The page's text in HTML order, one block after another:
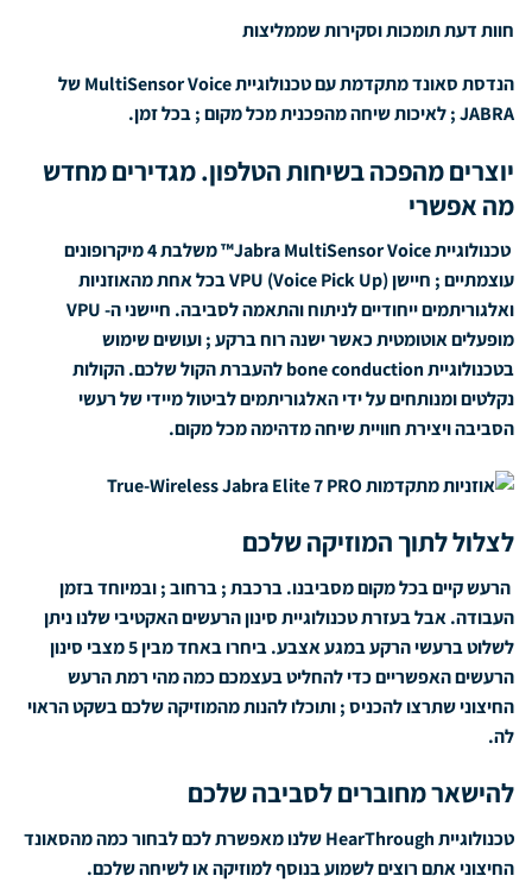
חוות דעת תומכות וסקירות שממליצות
הנדסת סאונד מתקדמת עם טכנולוגייתMultiSensor Voiceשל
JABRA; לאיכות שיחה מהפכנית מכל מקום ; בכל זמן.
יוצרים מהפכה בשיחות הטלפון. מגדירים מחדש
מה אפשרי
טכנולוגיית Jabra MultiSensor Voice™ משלבת 4 מיקרופונים
עוצמתיים ; חיישן VPU (Voice Pick Up) בכל אחת מהאוזניות
ואלגוריתמים ייחודיים לניתוח והתאמה לסביבה. חיישני ה- VPU
מופעלים אוטומטית כאשר ישנה רוח ברקע ; ועושים שימוש
בטכנולוגיית bone conduction להעברת הקול שלכם. הקולות
נקלטים ומנותחים על ידי האלגוריתמים לביטול מיידי של רעשי
הסביבה ויצירת חוויית שיחה מדהימה מכל מקום.
לצלול לתוך המוזיקה שלכם
הרעש קיים בכל מקום מסביבנו. ברכבת ; ברחוב ; ובמיוחד בזמן
העבודה. אבל בעזרת טכנולוגיית סינון הרעשים האקטיבי שלנו ניתן
לשלוט ברעשי הרקע במגע אצבע. ביחרו באחד מבין 5 מצבי סינון
הרעשים האפשריים כדי להחליט בעצמכם כמה מהי רמת הרעש
החיצוני שתרצו להכניס ; ותוכלו להנות מהמוזיקה שלכם בשקט הראוי
לה.
להישאר מחוברים לסביבה שלכם
טכנולוגיית HearThrough שלנו מאפשרת לכם לבחור כמה מהסאונד
החיצוני אתם רוצים לשמוע בנוסף למוזיקה או לשיחה שלכם.